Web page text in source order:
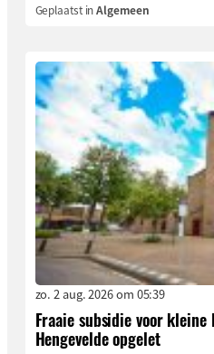
Geplaatst inAlgemeen
zo. 2 aug. 2026 om 05:39
Fraaie subsidie voor
Hengevelde opgelet